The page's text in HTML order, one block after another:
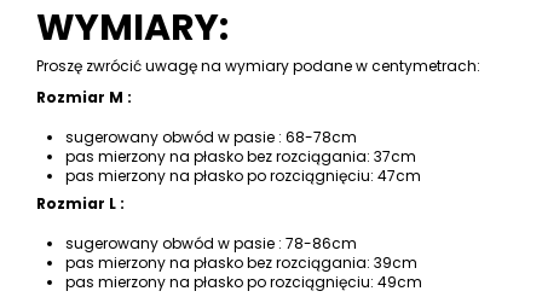
WYMIARY:
Proszę zwrócić uwagę na wymiary podane w centymetrach:
Rozmiar M :
sugerowany obwód w pasie : 68-78cm
pas mierzony na płasko bez rozciągania: 37cm
pas mierzony na płasko po rozciągnięciu: 47cm
Rozmiar L :
sugerowany obwód w pasie : 78-86cm
pas mierzony na płasko bez rozciągania: 39cm
pas mierzony na płasko po rozciągnięciu: 49cm